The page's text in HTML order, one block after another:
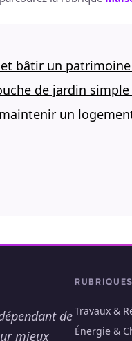
bâtir un
de jardin simple
un
de
mieux
RUBRIQUES
Travaux &
Énergie &